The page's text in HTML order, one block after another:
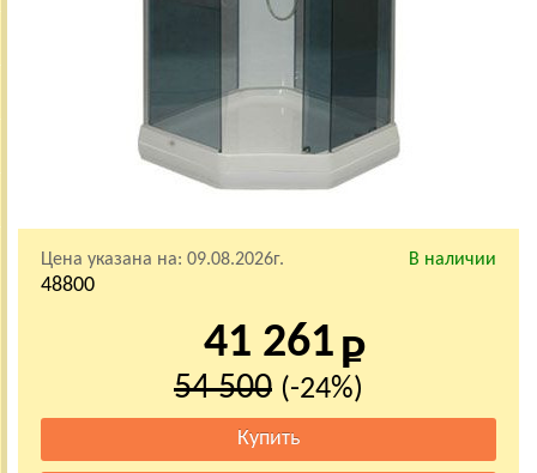
Цена указана на: 09.08.2026г. В наличии
48800
41 261
54 500 (-24%)